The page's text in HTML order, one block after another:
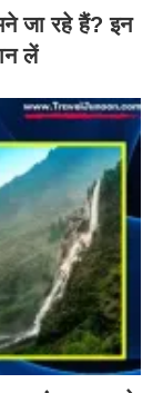
जा रहे हैं? इन
लें